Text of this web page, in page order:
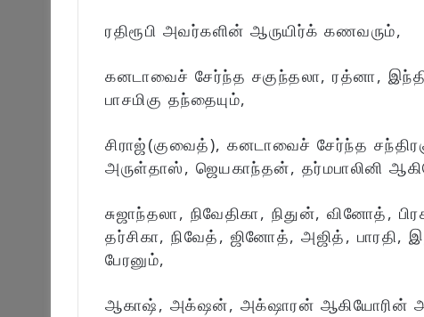
ரதிரூபி அவர்களின் ஆருயிர்க் கணவரும்,
கனடாவைச் சேர்ந்த சகுந்தலா, ரத்னா,
பாசமிகு தந்தையும்,
சிராஜ்(குவைத்), கனடாவைச் சேர்ந்த
அருள்தாஸ், ஜெயகாந்தன், தர்மபாலினி
சுஜாந்தலா, நிவேதிகா, நிதுன், வினோத்,
தர்சிகா, நிவேத், ஜினோத், அஜித், பாரதி,
பேரனும்,
ஆகாஷ், அக்‌ஷன், அக்‌ஷாரன் ஆகியோரின்